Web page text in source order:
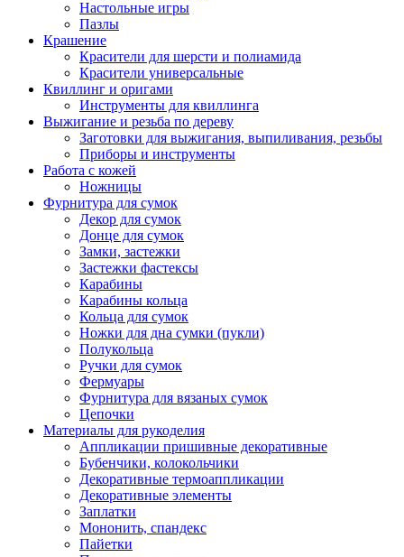
Настольные игры
Пазлы
Крашение
Красители для шерсти и полиамида
Красители универсальные
Квиллинг и оригами
Инструменты для квиллинга
Выжигание и резьба по дереву
Заготовки для выжигания, выпиливания, резьбы
Приборы и инструменты
Работа с кожей
Ножницы
Фурнитура для сумок
Декор для сумок
Донце для сумок
Замки, застежки
Застежки фастексы
Карабины
Карабины кольца
Кольца для сумок
Ножки для дна сумки (пукли)
Полукольца
Ручки для сумок
Фермуары
Фурнитура для вязаных сумок
Цепочки
Материалы для рукоделия
Аппликации пришивные декоративные
Бубенчики, колокольчики
Декоративные термоаппликации
Декоративные элементы
Заплатки
Мононить, спандекс
Пайетки